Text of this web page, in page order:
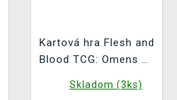
Kartová hra Flesh and
Blood TCG: Omens of
Booster Box (24
Skladom (3ks)